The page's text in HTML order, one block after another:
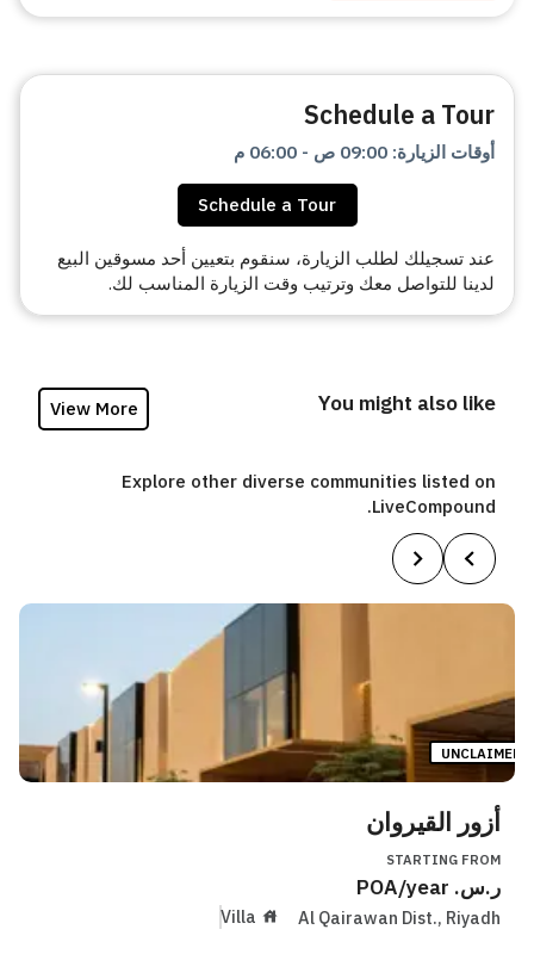
Schedule a Tour
أوقات الزيارة: 09:00 ص - 06:00 م
Schedule a Tour
عند تسجيلك لطلب الزيارة، سنقوم بتعيين أحد مسوقين البيع
لدينا للتواصل معك وترتيب وقت الزيارة المناسب لك.
You might also like
View More
Explore other diverse communities listed on
LiveCompound.
UNCLAIMED
أزور القيروان
STARTING FROM
ر.س. POA/year
Al Qairawan Dist., Riyadh
Villa